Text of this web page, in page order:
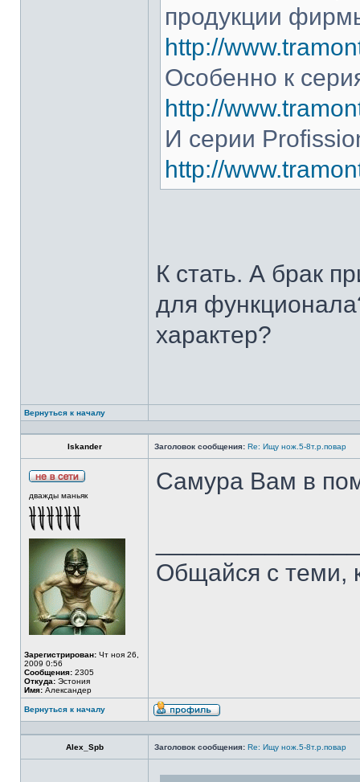
продукции
http://
Особенно к
http://
И серии
http://
К стать. А брак
для
характер?
Вернуться к началу
Iskander Заголовок сообщения: Re: Ищу нож.5-8т.р.повар
дважды маньяк
Зарегистрирован: Чт ноя 26,
2009 0:56
Сообщения: 2305
Откуда: Эстония
Имя: Александер
Самура Вам в
Общайся с теми,
Вернуться к началу
Alex_Spb Заголовок сообщения: Re: Ищу нож.5-8т.р.повар